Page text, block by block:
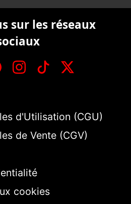
sur les réseaux
d'Utilisation (CGU)
de Vente (CGV)
cookies